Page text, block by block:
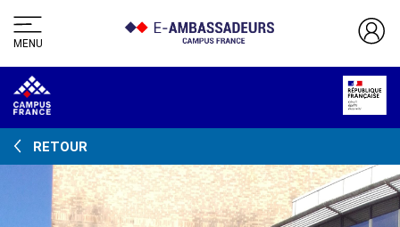
MENU
RETOUR